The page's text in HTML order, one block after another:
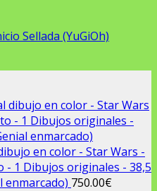
Sellada (YuGiOh)
en color - Star Wars -
- 1 Dibujos originales - 38,5
enmarcado) 750.00€